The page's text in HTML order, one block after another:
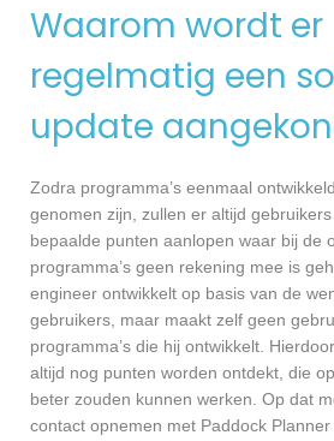
Waarom wordt er
regelmatig een
update
Zodra programma’s eenmaal
genomen zijn, zullen er altijd
bepaalde punten aanlopen waar bij de
programma’s geen rekening mee is
engineer ontwikkelt op basis van de
gebruikers, maar maakt zelf geen
programma’s die hij ontwikkelt.
altijd nog punten worden ontdekt, die
beter zouden kunnen werken. Op dat
contact opnemen met Paddock